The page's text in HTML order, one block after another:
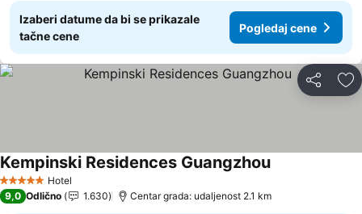
Izaberi datume da bi se prikazale
tačne cene
Pogledaj cene
Deli
5 ZvezdiceHotel
Kempinski Residences GuangzhouPogledaj cene
9,0 Odlično 1.630 Centar grada: udaljenost 2.1 km